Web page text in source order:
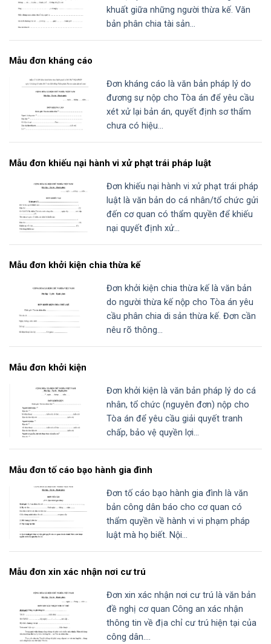
khuất giữa những người thừa kế. Văn
bản phân chia tài sản...
Mẫu đơn kháng cáo
Đơn kháng cáo là văn bản pháp lý do
đương sự nộp cho Tòa án để yêu cầu
xét xử lại bản án, quyết định sơ thẩm
chưa có hiệu...
Mẫu đơn khiếu nại hành vi xử phạt trái pháp luật
Đơn khiếu nại hành vi xử phạt trái pháp
luật là văn bản do cá nhân/tổ chức gửi
đến cơ quan có thẩm quyền để khiếu
nại quyết định xử...
Mẫu đơn khởi kiện chia thừa kế
Đơn khởi kiện chia thừa kế là văn bản
do người thừa kế nộp cho Tòa án yêu
cầu phân chia di sản thừa kế. Đơn cần
nêu rõ thông...
Mẫu đơn khởi kiện
Đơn khởi kiện là văn bản pháp lý do cá
nhân, tổ chức (nguyên đơn) nộp cho
Tòa án để yêu cầu giải quyết tranh
chấp, bảo vệ quyền lợi...
Mẫu đơn tố cáo bạo hành gia đình
Đơn tố cáo bạo hành gia đình là văn
bản công dân báo cho cơ quan có
thẩm quyền về hành vi vi phạm pháp
luật mà họ biết. Nội...
Mẫu đơn xin xác nhận nơi cư trú
Đơn xin xác nhận nơi cư trú là văn bản
đề nghị cơ quan Công an xác nhận
thông tin về địa chỉ cư trú hiện tại của
công dân....